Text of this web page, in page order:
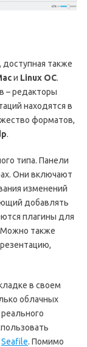
также
и Linux ОС.
– редакторы
находятся в
форматов,
.
типа. Панели
Они включают
изменений
добавлять
плагины для
Можно также
в своем
облачных
Seafile. Помимо